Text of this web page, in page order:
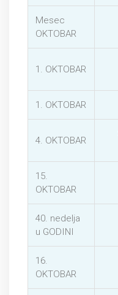
Mesec
OKTOBAR
1. OKTOBAR
1. OKTOBAR
4. OKTOBAR
15.
OKTOBAR
40. nedelja
u GODINI
16.
OKTOBAR